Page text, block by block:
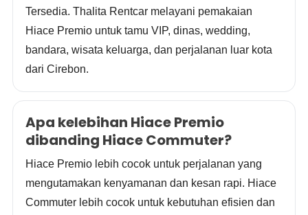
Tersedia. Thalita Rentcar melayani pemakaian
Hiace Premio untuk tamu VIP, dinas, wedding,
bandara, wisata keluarga, dan perjalanan luar kota
dari Cirebon.
Apa kelebihan Hiace Premio
dibanding Hiace Commuter?
Hiace Premio lebih cocok untuk perjalanan yang
mengutamakan kenyamanan dan kesan rapi. Hiace
Commuter lebih cocok untuk kebutuhan efisien dan